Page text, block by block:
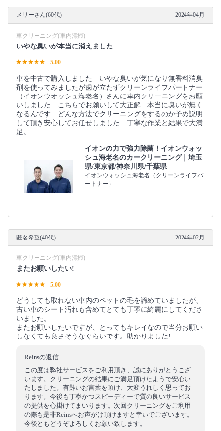
メリーさん(60代) 2024年04月
車クリーニング(車内清掃)
いやな臭いが本当に消えました
5.00
車を中古で購入しました いやな臭いが気になり無香料消臭
剤を使ってみましたが歯が立たずクリーンライフパートナー
（イオンウオッシュ海老名）さんに車内クリーニングをお願
いしました こちらでお願いして大正解 本当に臭いが無く
なるんです どんな方法でクリーニングをするのか予め説明
して頂き安心してお任せしました 丁寧な作業と結果で大満
足。
イオンの力で強力除菌！イオンウォッ
シュ海老名のカークリーニング｜埼玉
県/東京都/神奈川県/千葉県
イオンウォッシュ海老名（クリーンライフパ
ートナー）
匿名希望(40代) 2024年02月
車クリーニング(車内清掃)
またお願いしたい!
5.00
どうしても取れない車内のペットの毛を諦めていましたが、
古い車のシート汚れも含めてとても丁寧に綺麗にしてくださ
いました。
またお願いしたいですが、とってもキレイなので当分お願い
しなくても良さそうなぐらいです。助かりました!
Reinsの返信
この度は弊社サービスをご利用頂き、誠にありがとうござ
います。クリーニングの結果にご満足頂けたようで安心い
たしました。有難いお言葉を頂け、大変うれしく思ってお
ります。今後も丁寧かつスピーディーで質の良いサービス
の提供を心掛けてまいります。次回クリーニングをご利用
の際も是非Reinsへお声がけ頂けますと幸いでございます。
今後ともどうぞよろしくお願い致します。